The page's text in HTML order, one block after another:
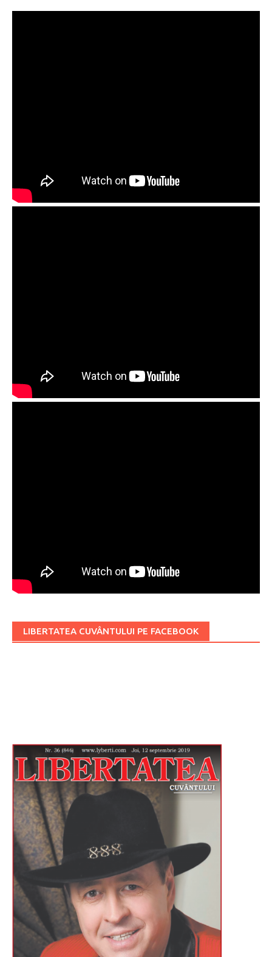
LIBERTATEA CUVÂNTULUI PE FACEBOOK